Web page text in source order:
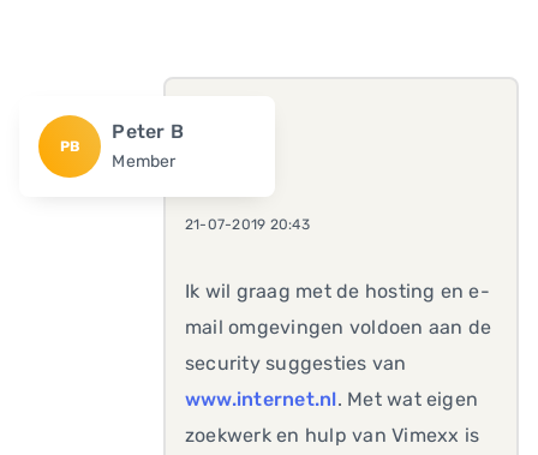
PB
Peter B
Member
21-07-2019 20:43
Ik wil graag met de hosting en e-
mail omgevingen voldoen aan de
security suggesties van
www.internet.nl. Met wat eigen
zoekwerk en hulp van Vimexx is